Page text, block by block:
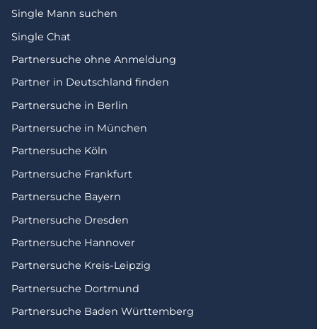
Single Mann suchen
Single Chat
Partnersuche ohne Anmeldung
Partner in Deutschland finden
Partnersuche in Berlin
Partnersuche in München
Partnersuche Köln
Partnersuche Frankfurt
Partnersuche Bayern
Partnersuche Dresden
Partnersuche Hannover
Partnersuche Kreis-Leipzig
Partnersuche Dortmund
Partnersuche Baden Württemberg